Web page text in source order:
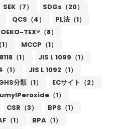
SEK（7）
SDGs（20）
QCS（4）
PL法（1）
OEKO-TEX®（8）
MCCP（1）
（1）
JIS L 1099（1）
1）
JIS L 1092（1）
分類（1）
ECサイト（2）
（1）
CSR（3）
BPS（1）
（1）
BPA（1）